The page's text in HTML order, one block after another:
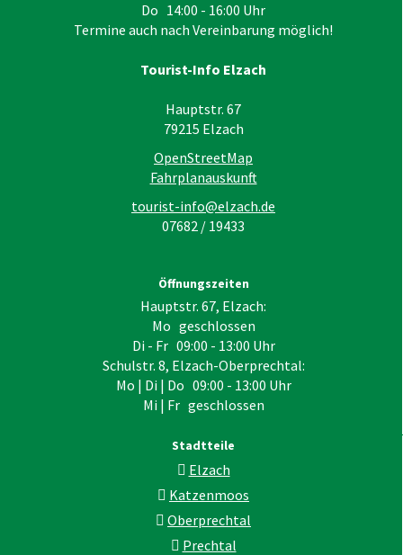
Do 14:00 - 16:00 Uhr
Termine auch nach Vereinbarung möglich!
Tourist-Info Elzach
Hauptstr. 67
79215 Elzach
OpenStreetMap
Fahrplanauskunft
tourist-info@elzach.de
07682 / 19433
Öffnungszeiten
Hauptstr. 67, Elzach:
Mo geschlossen
Di - Fr 09:00 - 13:00 Uhr
Schulstr. 8, Elzach-Oberprechtal:
Mo | Di | Do 09:00 - 13:00 Uhr
Mi | Fr geschlossen
Stadtteile
Elzach
Katzenmoos
Oberprechtal
Prechtal